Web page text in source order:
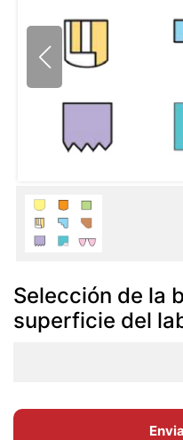
Selección de la
superficie del